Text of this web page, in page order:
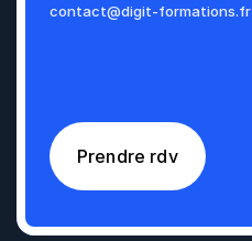
contact@digit-formations.fr
Prendre rdv